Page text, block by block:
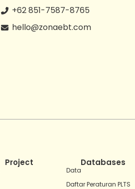
+62 851-7587-8765
hello@zonaebt.com
Project Databases
Data
Daftar Peraturan PLTS